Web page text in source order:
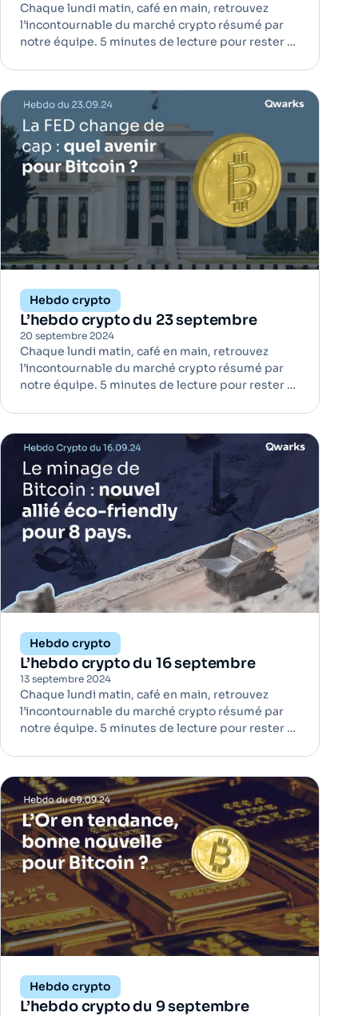
Chaque lundi matin, café en main, retrouvez
l’incontournable du marché crypto résumé par
notre équipe. 5 minutes de lecture pour rester à
américaine Compass Coffee vient de réaliser un
achat historique de ca
Hebdo crypto
L’hebdo crypto du 23 septembre
20 septembre 2024
Chaque lundi matin, café en main, retrouvez
l’incontournable du marché crypto résumé par
notre équipe. 5 minutes de lecture pour rester à
pour Bitcoin ? | Bitcoin La Réserve fédérale
américaine (FED) a récemment modifié sa
stratégie monétaire en ab
Hebdo crypto
L’hebdo crypto du 16 septembre
13 septembre 2024
Chaque lundi matin, café en main, retrouvez
l’incontournable du marché crypto résumé par
notre équipe. 5 minutes de lecture pour rester à
accélérer la transition énergétique | Bitcoin De
plus en plus de pays se tournent vers le minage
de…
Hebdo crypto
L’hebdo crypto du 9 septembre